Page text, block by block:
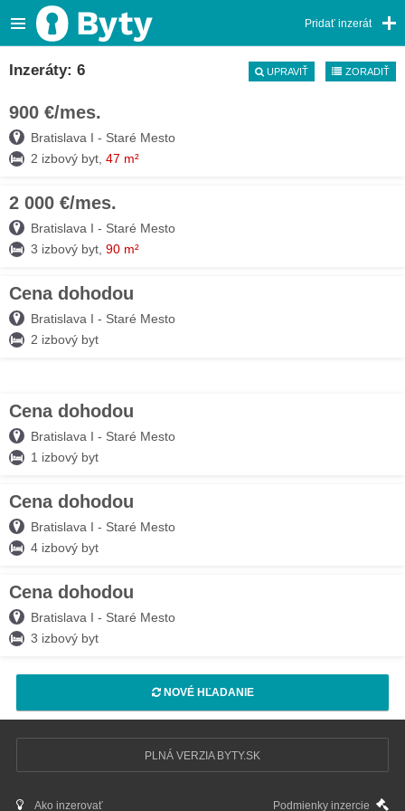
Pridať inzerát
Inzeráty: 6 UPRAVIŤ ZORADIŤ
900 €/mes.
Bratislava I - Staré Mesto
2 izbový byt, 47 m²
2 000 €/mes.
Bratislava I - Staré Mesto
3 izbový byt, 90 m²
Cena dohodou
Bratislava I - Staré Mesto
2 izbový byt
Cena dohodou
Bratislava I - Staré Mesto
1 izbový byt
Cena dohodou
Bratislava I - Staré Mesto
4 izbový byt
Cena dohodou
Bratislava I - Staré Mesto
3 izbový byt
NOVÉ HĽADANIE
PLNÁ VERZIA BYTY.SK
Ako inzerovať Podmienky inzercie